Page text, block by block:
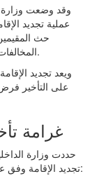
وقد وضعت وزارة
عملية تجديد
حث
المخالفات التي قد تؤثر على أوضاعهم النظامية داخل المملكة.
ويعد تجديد
على التأخير
غرامة
حددت وزارة
تجديد الإقامة وفق عدد مرات التأخير، وجاءت الغرامات على النحو التالي: